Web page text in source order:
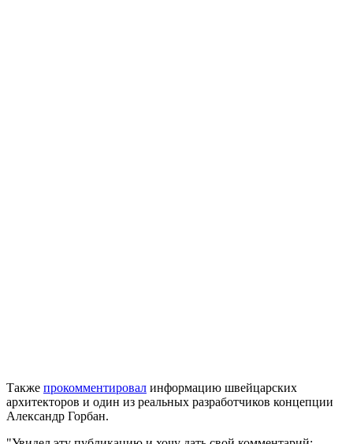
Также прокомментировал информацию швейцарских
архитекторов и один из реальных разработчиков концепции
Александр Горбан.